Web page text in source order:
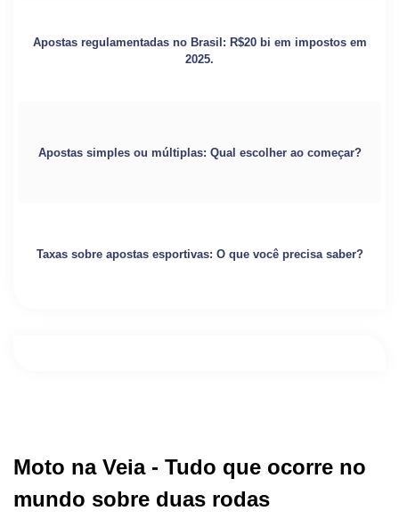
Apostas regulamentadas no Brasil: R$20 bi em impostos em
2025.
Apostas simples ou múltiplas: Qual escolher ao começar?
Taxas sobre apostas esportivas: O que você precisa saber?
Moto na Veia - Tudo que ocorre no
mundo sobre duas rodas